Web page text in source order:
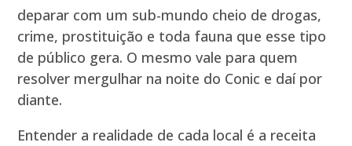
deparar com um sub-mundo cheio de drogas,
crime, prostituição e toda fauna que esse tipo
de público gera. O mesmo vale para quem
resolver mergulhar na noite do Conic e daí por
diante.
Entender a realidade de cada local é a receita